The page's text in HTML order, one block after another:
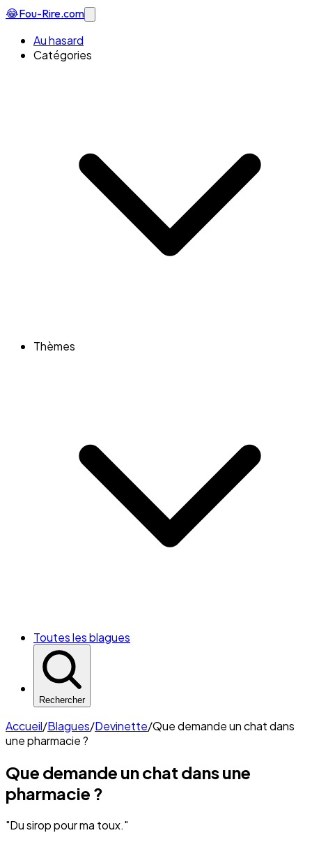
😂Fou-Rire.com
Au hasard
Catégories
Thèmes
Toutes les blagues
Rechercher
Accueil/Blagues/Devinette/Que demande un chat dans
une pharmacie ?
Que demande un chat dans une
pharmacie ?
"Du sirop pour ma toux."